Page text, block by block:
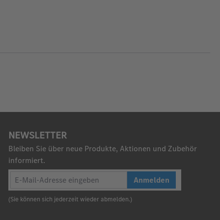
NEWSLETTER
Bleiben Sie über neue Produkte, Aktionen und Zubehör
informiert.
Anmelden
(Sie können sich jederzeit wieder abmelden.)